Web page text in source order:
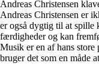
Andreas Christensen
Andreas Christensen er
er også dygtig til at spille
færdigheder og kan
Musik er en af hans store
bruger det som en måde